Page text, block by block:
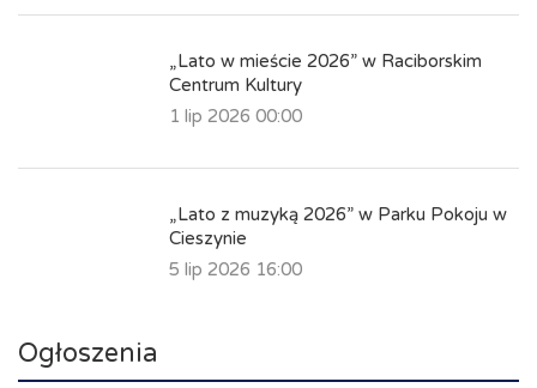
„Lato w mieście 2026” w Raciborskim
Centrum Kultury
1 lip 2026 00:00
„Lato z muzyką 2026” w Parku Pokoju w
Cieszynie
5 lip 2026 16:00
Ogłoszenia